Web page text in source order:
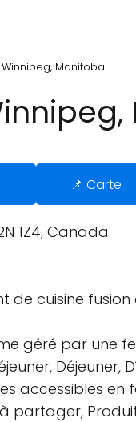
Manitoba
📌 Carte
1Z4, Canada.
de cuisine
géré par une
accessibles